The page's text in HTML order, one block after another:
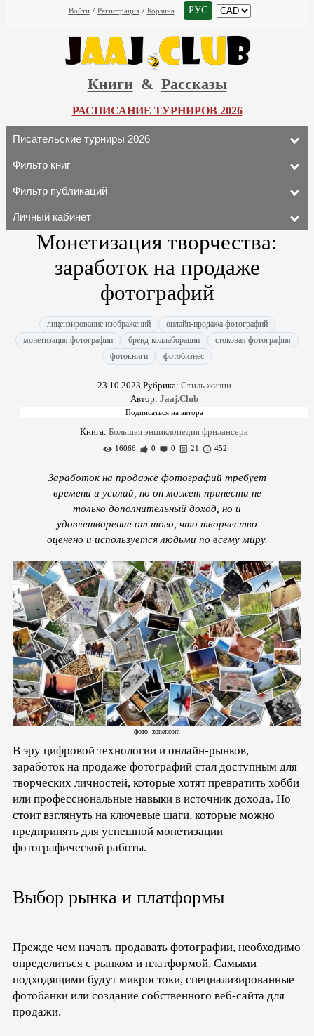
Войти / Регистрация / Корзина РУС
Книги & Рассказы
РАСПИСАНИЕ ТУРНИРОВ 2026
Писательские турниры 2026
Фильтр книг
Фильтр публикаций
Личный кабинет
Монетизация творчества:
заработок на продаже
фотографий
лицензирование изображений
онлайн-продажа фотографий
монетизация фотографии
бренд-коллаборации
стоковая фотография
фотокниги
фотобизнес
23.10.2023 Рубрика: Стиль жизни
Автор: Jaaj.Club
Книга: Большая энциклопедия фрилансера
16066 0 0 21 452
Заработок на продаже фотографий требует
времени и усилий, но он может принести не
только дополнительный доход, но и
удовлетворение от того, что творчество
оценено и используется людьми по всему миру.
фото: zoner.com
В эру цифровой технологии и онлайн-рынков,
заработок на продаже фотографий стал доступным для
творческих личностей, которые хотят превратить хобби
или профессиональные навыки в источник дохода. Но
стоит взглянуть на ключевые шаги, которые можно
предпринять для успешной монетизации
фотографической работы.
Выбор рынка и платформы
Прежде чем начать продавать фотографии, необходимо
определиться с рынком и платформой. Самыми
подходящими будут микростоки, специализированные
фотобанки или создание собственного веб-сайта для
продажи.